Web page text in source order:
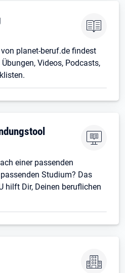
planet-beruf.de findest
Videos, Podcasts,
einer passenden
Studium? Das
hilft Dir, Deinen beruflichen